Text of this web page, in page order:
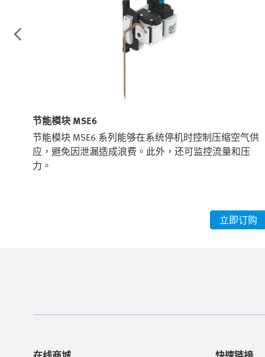
节能模块 MSE6
节能模块 MSE6 系列能够在系统停机时控制压缩空气供
应，避免因泄漏造成浪费。此外，还可监控流量和压
力。
立即订购